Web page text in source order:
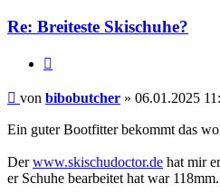
Re: Breiteste Skischuhe?
Beitrag
von bibobutcher » 06.01.2025
Ein guter Bootfitter bekommt das
Derwww.skischudoctor.de hat mir
er Schuhe bearbeitet hat war 118mm.